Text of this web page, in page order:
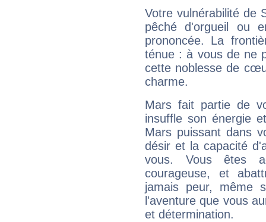
Votre vulnérabilité de
pêché d'orgueil ou
prononcée. La
ténue : à vous de ne
cette noblesse de
charme.
Mars fait partie de
insuffle son énergie
Mars puissant dans
désir et la capacité
vous. Vous êtes
courageuse, et
jamais peur, même
l'aventure que vous
et détermination.